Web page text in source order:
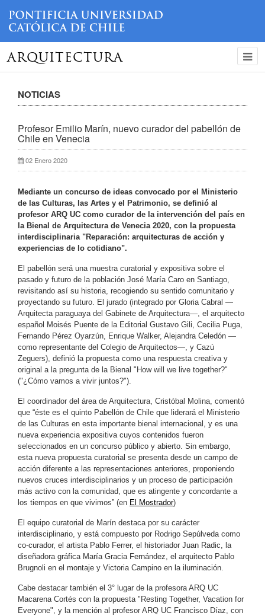
ARQUITECTURA
NOTICIAS
Profesor Emilio Marín, nuevo curador del pabellón de
Chile en Venecia
02 Enero 2020
Mediante un concurso de ideas convocado por el Ministerio
de las Culturas, las Artes y el Patrimonio, se definió al
profesor ARQ UC como curador de la intervención del país en
la Bienal de Arquitectura de Venecia 2020, con la propuesta
interdisciplinaria "Reparación: arquitecturas de acción y
experiencias de lo cotidiano".
El pabellón será una muestra curatorial y expositiva sobre el
pasado y futuro de la población José María Caro en Santiago,
revisitando así su historia, recogiendo su sentido comunitario y
proyectando su futuro. El jurado (integrado por Gloria Cabral —
Arquitecta paraguaya del Gabinete de Arquitectura— , el arquitecto
español Moisés Puente de la Editorial Gustavo Gili, Cecilia Puga,
Fernando Pérez Oyarzún, Enrique Walker, Alejandra Celedón —
como representante del Colegio de Arquitectos— , y Cazú
Zeguers), definió la propuesta como una respuesta creativa y
original a la pregunta de la Bienal "How will we live together?"
("¿Cómo vamos a vivir juntos?").
El coordinador del área de Arquitectura, Cristóbal Molina, comentó
que “éste es el quinto Pabellón de Chile que liderará el Ministerio
de las Culturas en esta importante bienal internacional, y es una
nueva experiencia expositiva cuyos contenidos fueron
seleccionados en un concurso público y abierto. Sin embargo,
esta nueva propuesta curatorial se presenta desde un campo de
acción diferente a las representaciones anteriores, proponiendo
nuevos cruces interdisciplinarios y un proceso de participación
más activo con la comunidad, que es atingente y concordante a
los tiempos en que vivimos” (en El Mostrador)
El equipo curatorial de Marín destaca por su carácter
interdisciplinario, y está compuesto por Rodrigo Sepúlveda como
co-curador, el artista Pablo Ferrer, el historiador Juan Radic, la
diseñadora gráfica María Gracia Fernández, el arquitecto Pablo
Brugnoli en el montaje y Victoria Campino en la iluminación.
Cabe destacar también el 3° lugar de la profesora ARQ UC
Macarena Cortés con la propuesta "Resting Together, Vacation for
Everyone", y la mención al profesor ARQ UC Francisco Díaz, con